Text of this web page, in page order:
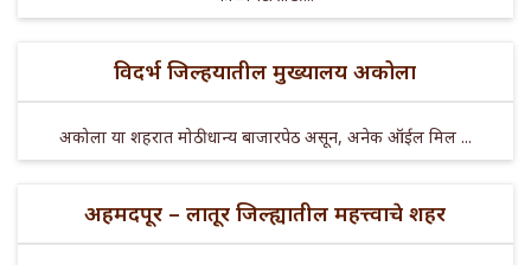
विदर्भ जिल्हयातील मुख्यालय अकोला
अकोला या शहरात मोठी धान्य बाजारपेठ असून, अनेक ऑईल मिल ...
अहमदपूर – लातूर जिल्ह्यातील महत्त्वाचे शहर